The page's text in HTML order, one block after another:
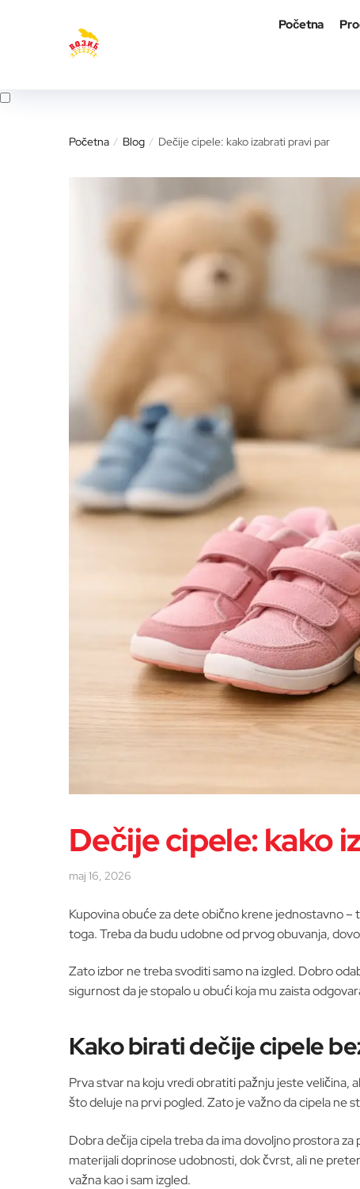
Početna
Početna / Blog / Dečije cipele: kako izabrati pravi par
Dečije cipele: kako
maj 16, 2026
Kupovina obuće za dete obično krene jednostavno
toga. Treba da budu udobne od prvog obuvanja,
Zato izbor ne treba svoditi samo na izgled. Dobro
sigurnost da je stopalo u obući koja mu zaista
Kako birati dečije cipele
Prva stvar na koju vredi obratiti pažnju jeste veličina,
što deluje na prvi pogled. Zato je važno da cipela ne
Dobra dečija cipela treba da ima dovoljno prostora
materijali doprinose udobnosti, dok čvrst, ali ne
važna kao i sam izgled.